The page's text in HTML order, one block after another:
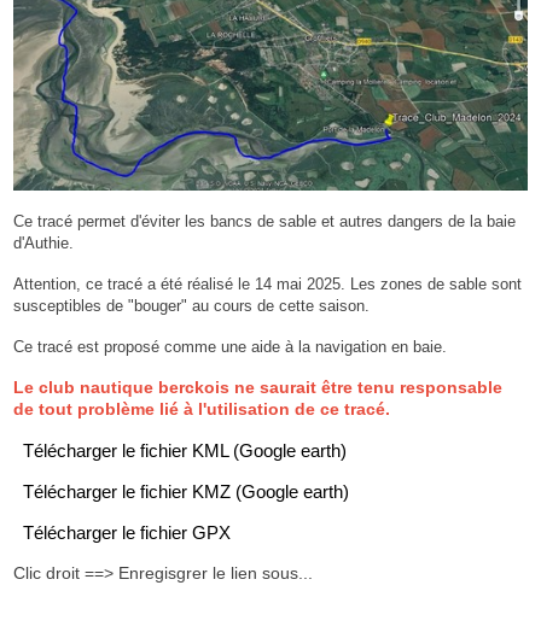
Ce tracé permet d'éviter les bancs de sable et autres dangers de la baie
d'Authie.
Attention, ce tracé a été réalisé le 14 mai 2025. Les zones de sable sont
susceptibles de "bouger" au cours de cette saison.
Ce tracé est proposé comme une aide à la navigation en baie.
Le club nautique berckois ne saurait être tenu responsable
de tout problème lié à l'utilisation de ce tracé.
Télécharger le fichier KML (Google earth)
Télécharger le fichier KMZ (Google earth)
Télécharger le fichier GPX
Clic droit ==> Enregisgrer le lien sous...